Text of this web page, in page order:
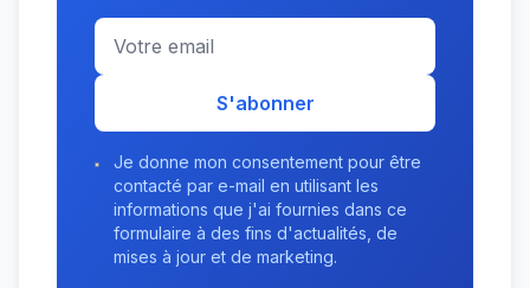
S'abonner
Je donne mon consentement pour être
contacté par e-mail en utilisant les
informations que j'ai fournies dans ce
formulaire à des fins d'actualités, de
mises à jour et de marketing.